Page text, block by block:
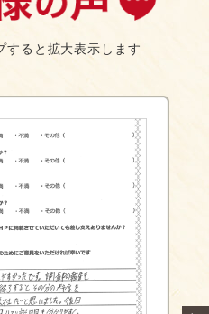
ると拡大表示します